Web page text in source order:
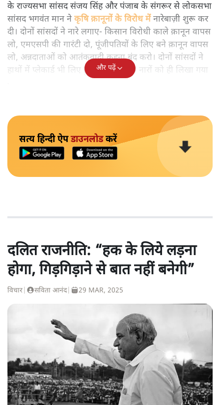
के राज्यसभा सांसद संजय सिंह और पंजाब के संगरूर से लोकसभा
सांसद भगवंत मान ने कृषि क़ानूनों के विरोध मेंनारेबाज़ी शुरू कर
दी। दोनों सांसदों ने नारे लगाए- किसान विरोधी काले क़ानून वापस
लो, एमएसपी की गारंटी दो, पूंजीपतियों के लिए बने क़ानून वापस
लो, अन्नदाताओं को आतंकवादी कहना बंद करो। दोनों सांसदों ने
हाथों में प्लेकार्ड भी लिए हुए थे, जिनमें इन नारों को ही लिखा गया
और पढ़ें
सत्य हिन्दी ऐपडाउनलोडकरें
दलित राजनीति: “हक के लिये लड़ना
होगा, गिड़गिड़ाने से बात नहीं बनेगी”
विचार सविता आनंद| 29 MAR, 2025